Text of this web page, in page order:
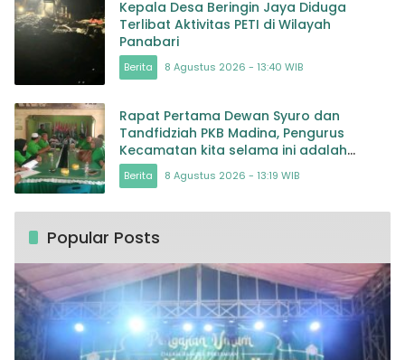
Kepala Desa Beringin Jaya Diduga
Terlibat Aktivitas PETI di Wilayah
Panabari
Berita 8 Agustus 2026 - 13:40 WIB
Rapat Pertama Dewan Syuro dan
Tandfidziah PKB Madina, Pengurus
Kecamatan kita selama ini adalah
Tokoh
Berita 8 Agustus 2026 - 13:19 WIB
Popular Posts